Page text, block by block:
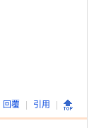
回覆 引用